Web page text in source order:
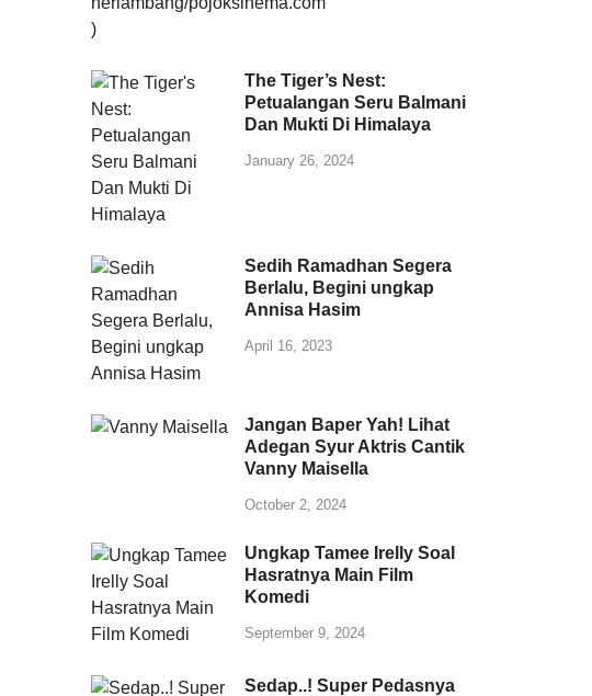
The Tiger’s Nest:
Petualangan Seru Balmani
Dan Mukti Di Himalaya
January 26, 2024
Sedih Ramadhan Segera
Berlalu, Begini ungkap
Annisa Hasim
April 16, 2023
Jangan Baper Yah! Lihat
Adegan Syur Aktris Cantik
Vanny Maisella
October 2, 2024
Ungkap Tamee Irelly Soal
Hasratnya Main Film
Komedi
September 9, 2024
Sedap..! Super Pedasnya